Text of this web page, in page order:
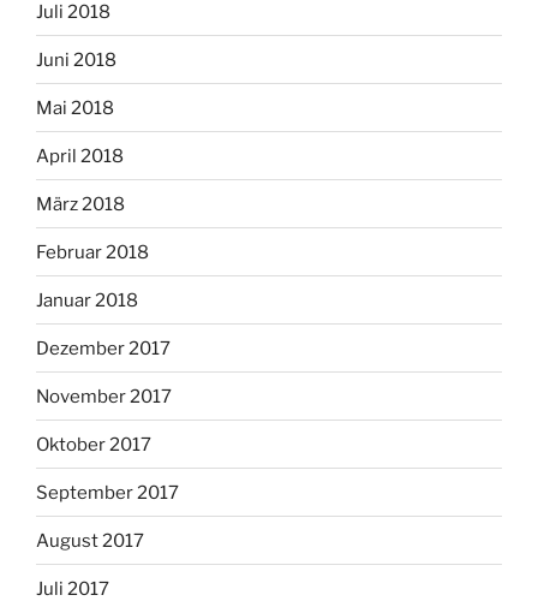
Juli 2018
Juni 2018
Mai 2018
April 2018
März 2018
Februar 2018
Januar 2018
Dezember 2017
November 2017
Oktober 2017
September 2017
August 2017
Juli 2017